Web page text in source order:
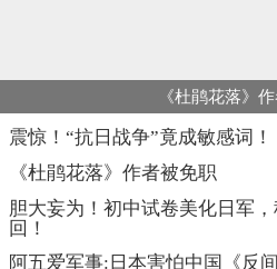
胆大妄为！初中试卷美化日军
阿五爱军事:日本害怕中国《反间
为了鼓吹和服，贬低汉服，国
了媚日通稿
隆回抗战